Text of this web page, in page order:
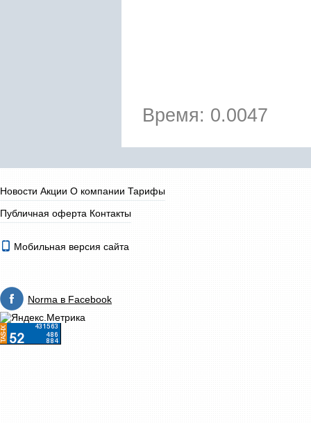
Время: 0.0047
Новости Акции О компании Тарифы
Публичная оферта Контакты
Мобильная версия сайта
Norma в Facebook